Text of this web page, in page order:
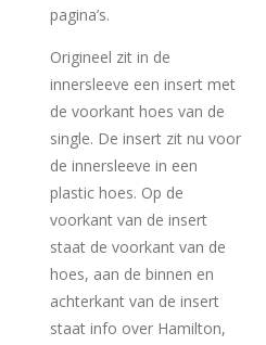
pagina’s.
Origineel zit in de
innersleeve een insert met
de voorkant hoes van de
single. De insert zit nu voor
de innersleeve in een
plastic hoes. Op de
voorkant van de insert
staat de voorkant van de
hoes, aan de binnen en
achterkant van de insert
staat info over Hamilton,